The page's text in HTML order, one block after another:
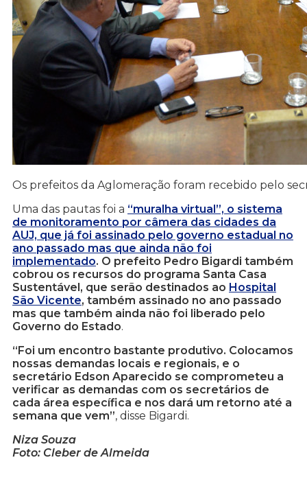
Os prefeitos da Aglomeração foram recebido pelo
Uma das pautas foi a “muralha virtual”, o sistema
de monitoramento por câmera das cidades da
AUJ, que já foi assinado pelo governo estadual no
ano passado mas que ainda não foi
implementado. O prefeito Pedro Bigardi também
cobrou os recursos do programa Santa Casa
Sustentável, que serão destinados ao Hospital
São Vicente, também assinado no ano passado
mas que também ainda não foi liberado pelo
Governo do Estado.
“Foi um encontro bastante produtivo. Colocamos
nossas demandas locais e regionais, e o
secretário Edson Aparecido se comprometeu a
verificar as demandas com os secretários de
cada área específica e nos dará um retorno até a
semana que vem”, disse Bigardi.
Niza Souza
Foto: Cleber de Almeida